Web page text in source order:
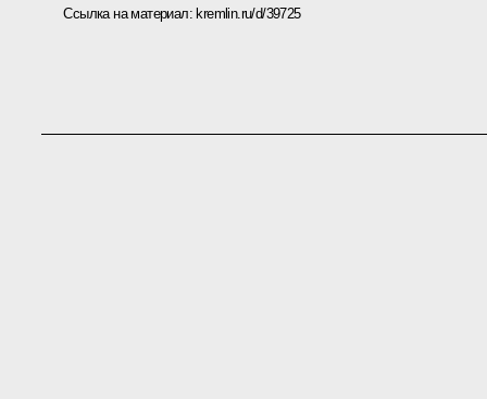
Ссылка на материал:kremlin.ru/d/39725